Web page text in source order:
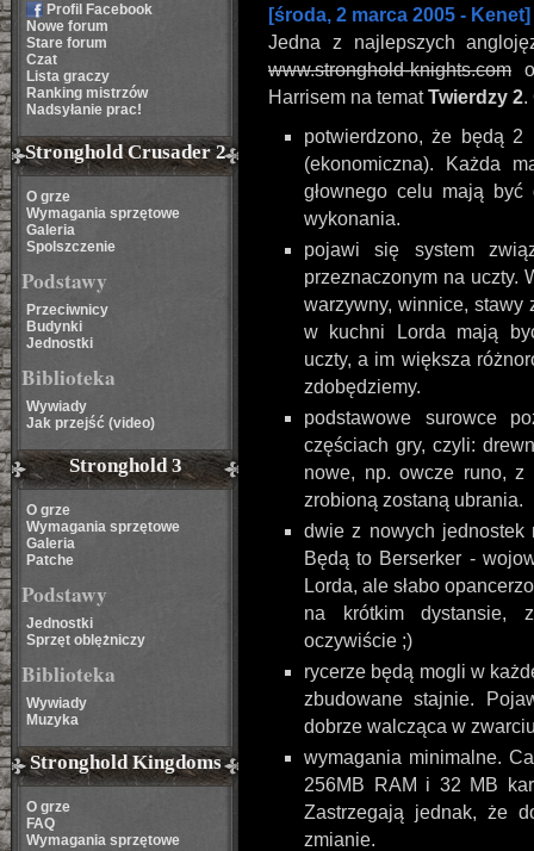
Profil Facebook
Nowe forum
Stare forum
Czat
Lista graczy
Ranking mistrzów
Nadsyłanie prac!
Stronghold Crusader 2
O grze
Wymagania sprzętowe
Galeria
Spolszczenie
Podstawy
Przeciwnicy
Budynki
Jednostki
Biblioteka
Wywiady
Jak przejść (video)
Stronghold 3
O grze
Wymagania sprzętowe
Galeria
Patche
Podstawy
Jednostki
Sprzęt oblężniczy
Biblioteka
Wywiady
Muzyka
Stronghold Kingdoms
O grze
FAQ
Wymagania sprzętowe
[środa, 2 marca 2005 - Kenet]
Jedna z najlepszych
www.stronghold-knights.com
Harrisem na tematTwierdzy 2.
potwierdzono, że będą 2
(ekonomiczna). Każda
głownego celu mają
wykonania.
pojawi się system
przeznaczonym na uczty.
warzywny, winnice, stawy
w kuchni Lorda mają
uczty, a im większa
zdobędziemy.
podstawowe surowce
częściach gry, czyli:
nowe, np. owcze runo, z
zrobioną zostaną ubrania.
dwie z nowych jednostek
Będą to Berserker -
Lorda, ale słabo
na krótkim dystansie,
oczywiście ;)
rycerze będą mogli w
zbudowane stajnie.
dobrze walcząca w
wymagania minimalne.
256MB RAM i 32 MB
Zastrzegają jednak, że
zmianie.